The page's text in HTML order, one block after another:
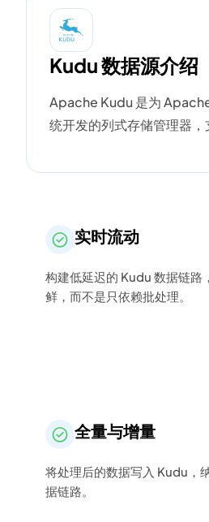
Kudu 数据源介绍
Apache Kudu 是为
统开发的列式存储管理器，
实时流动
构建低延迟的 Kudu 数据链路
鲜，而不是只依赖批处理。
全量与增量
将处理后的数据写入 Kudu，
据链路。